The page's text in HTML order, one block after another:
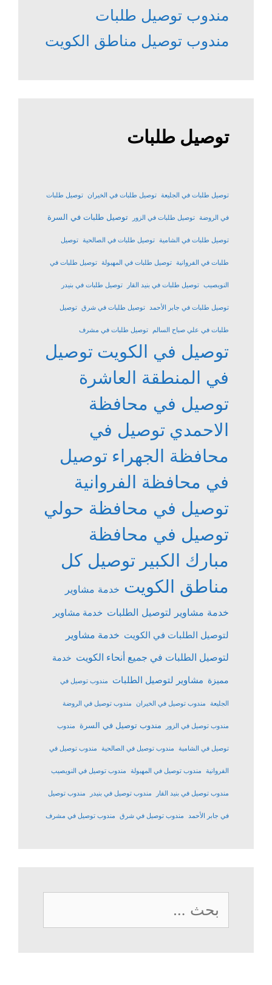
مندوب توصيل طلبات
مندوب توصيل مناطق الكويت
توصيل طلبات
توصيل طلبات في الجليعة توصيل طلبات في الخيران توصيل طلبات
في الروضة توصيل طلبات في الزور توصيل طلبات في السرة
توصيل طلبات في الشامية توصيل طلبات في الصالحية توصيل
طلبات في الفروانية توصيل طلبات في المهبولة توصيل طلبات في
النويصيب توصيل طلبات في بنيد القار توصيل طلبات في بنيدر
توصيل طلبات في جابر الأحمد توصيل طلبات في شرق توصيل
طلبات في علي صباح السالم توصيل طلبات في مشرف
توصيل في الكويت توصيل
في المنطقة العاشرة
توصيل في محافظة
الاحمدي توصيل في
محافظة الجهراء توصيل
في محافظة الفروانية
توصيل في محافظة حولي
توصيل في محافظة
مبارك الكبير توصيل كل
مناطق الكويت خدمة مشاوير
خدمة مشاوير لتوصيل الطلبات خدمة مشاوير
لتوصيل الطلبات في الكويت خدمة مشاوير
لتوصيل الطلبات في جميع أنحاء الكويت خدمة
مميزة مشاوير لتوصيل الطلبات مندوب توصيل في
الجليعة مندوب توصيل في الخيران مندوب توصيل في الروضة
مندوب توصيل في الزور مندوب توصيل في السرة مندوب
توصيل في الشامية مندوب توصيل في الصالحية مندوب توصيل في
الفروانية مندوب توصيل في المهبولة مندوب توصيل في النويصيب
مندوب توصيل في بنيد القار مندوب توصيل في بنيدر مندوب توصيل
في جابر الأحمد مندوب توصيل في شرق مندوب توصيل في مشرف
البحث
عن: